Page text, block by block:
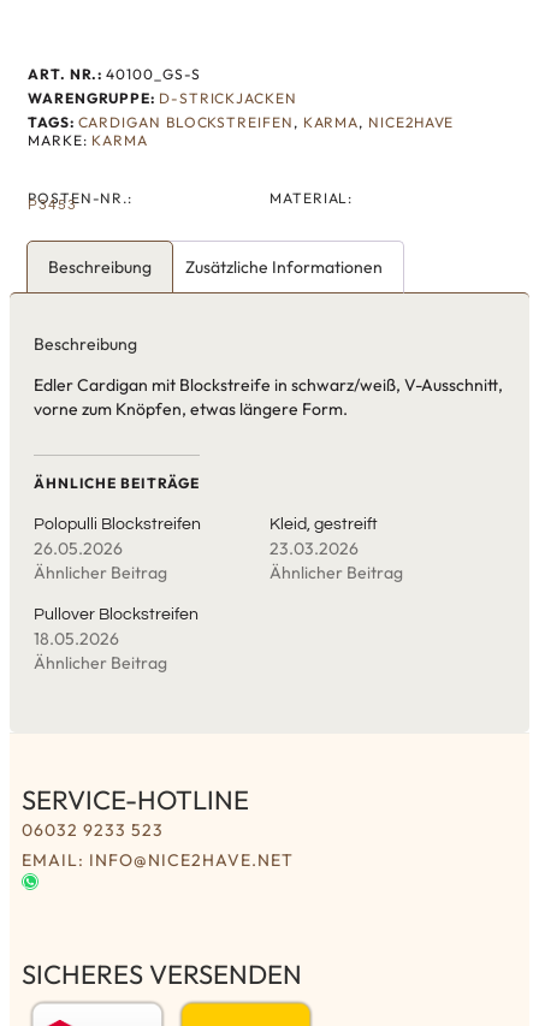
ART. NR.:40100_GS-S
WARENGRUPPE: D-STRICKJACKEN
TAGS: CARDIGAN BLOCKSTREIFEN , KARMA, NICE2HAVE
MARKE: KARMA
POSTEN-NR.: MATERIAL:
P3453
Beschreibung Zusätzliche Informationen
Beschreibung
Edler Cardigan mit Blockstreife in schwarz/weiß, V-Ausschnitt,
vorne zum Knöpfen, etwas längere Form.
ÄHNLICHE BEITRÄGE
Polopulli Blockstreifen
26.05.2026
Ähnlicher Beitrag
Kleid, gestreift
23.03.2026
Ähnlicher Beitrag
Pullover Blockstreifen
18.05.2026
Ähnlicher Beitrag
SERVICE-HOTLINE
06032 9233 523
EMAIL: INFO@NICE2HAVE.NET
SICHERES VERSENDEN